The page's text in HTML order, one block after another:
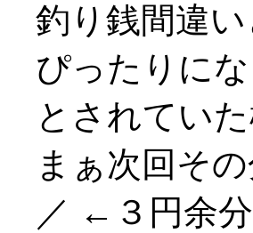
釣り銭間違
ぴったりに
とされていた
まぁ次回そ
／ ←３円余